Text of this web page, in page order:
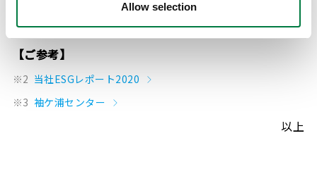
Allow selection
ェロー）が運営を担います。
【ご参考】
※2 当社ESGレポート2020
※3 袖ケ浦センター
以上